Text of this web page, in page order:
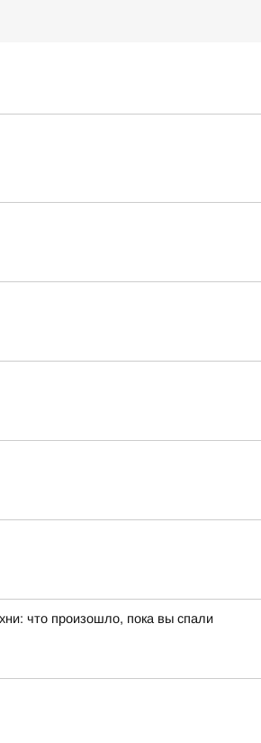
что произошло, пока вы спали